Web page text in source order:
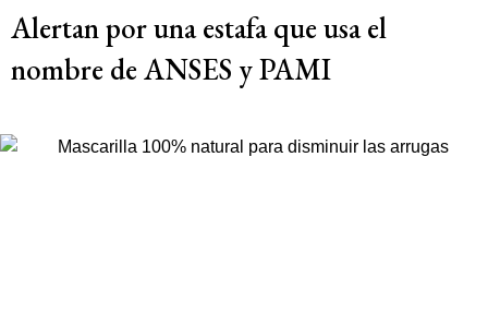
Alertan por una estafa que usa el
nombre de ANSES y PAMI